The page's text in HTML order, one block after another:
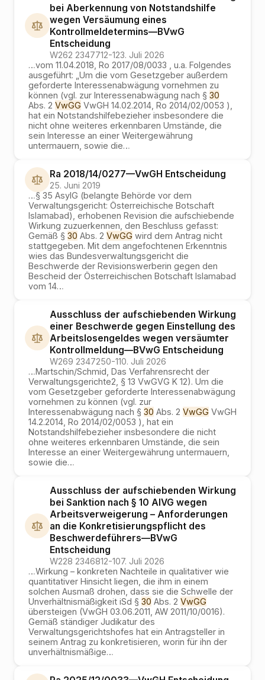
bei Aberkennung von Notstandshilfe
wegen Versäumung eines
Kontrollmeldetermins—BVwG
Entscheidung
W262 2347712-123. Juli 2026
…vom 11.04.2018, Ro 2017/08/0033 , u.a. Folgendes
ausgeführt: „Um die vom Gesetzgeber außerdem
geforderte Interessenabwägung vornehmen zu
können (vgl. zur Interessenabwägung nach § 30
Abs. 2 VwGG VwGH 14.02.2014, Ro 2014/02/0053 ),
hat ein Notstandshilfebezieher insbesondere die
nicht ohne weiteres erkennbaren Umstände, die
sein Interesse an einer Weitergewährung
untermauern, sowie die…
Ra 2018/14/0277—VwGH Entscheidung
25. Juni 2019
…§ 35 AsylG (belangte Behörde vor dem
Verwaltungsgericht: Österreichische Botschaft
Islamabad), erhobenen Revision die aufschiebende
Wirkung zuzuerkennen, den Beschluss gefasst:
Gemäß § 30 Abs. 2 VwGG wird dem Antrag nicht
stattgegeben. Mit dem angefochtenen Erkenntnis
wies das Bundesverwaltungsgericht die
Beschwerde der Revisionswerberin gegen den
Bescheid der Österreichischen Botschaft Islamabad
vom 14…
Ausschluss der aufschiebenden Wirkung
einer Beschwerde gegen Einstellung des
Arbeitslosengeldes wegen versäumter
Kontrollmeldung—BVwG Entscheidung
W269 2347250-110. Juli 2026
…Martschin/Schmid, Das Verfahrensrecht der
Verwaltungsgerichte2, § 13 VwGVG K 12). Um die
vom Gesetzgeber geforderte Interessenabwägung
vornehmen zu können (vgl. zur
Interessenabwägung nach § 30 Abs. 2 VwGG VwGH
14.2.2014, Ro 2014/02/0053 ), hat ein
Notstandshilfebezieher insbesondere die nicht
ohne weiteres erkennbaren Umstände, die sein
Interesse an einer Weitergewährung untermauern,
sowie die…
Ausschluss der aufschiebenden Wirkung
bei Sanktion nach § 10 AlVG wegen
Arbeitsverweigerung – Anforderungen
an die Konkretisierungspflicht des
Beschwerdeführers—BVwG
Entscheidung
W228 2346812-107. Juli 2026
…Wirkung – konkreten Nachteile in qualitativer wie
quantitativer Hinsicht liegen, die ihm in einem
solchen Ausmaß drohen, dass sie die Schwelle der
Unverhältnismäßigkeit iSd § 30 Abs. 2 VwGG
übersteigen (VwGH 03.06.2011, AW 2011/10/0016).
Gemäß ständiger Judikatur des
Verwaltungsgerichtshofes hat ein Antragsteller in
seinem Antrag zu konkretisieren, worin für ihn der
unverhältnismäßige…